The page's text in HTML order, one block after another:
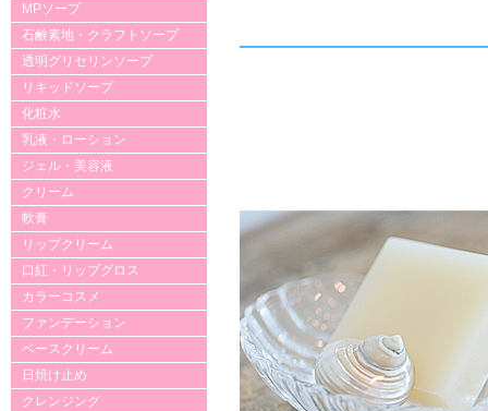
MPソープ
石鹸素地・クラフトソープ
透明グリセリンソープ
リキッドソープ
化粧水
乳液・ローション
ジェル・美容液
クリーム
軟膏
リップクリーム
口紅・リップグロス
カラーコスメ
ファンデーション
ベースクリーム
日焼け止め
クレンジング